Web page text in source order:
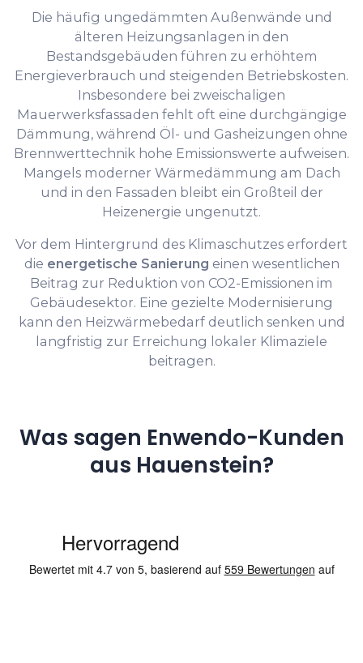
Die häufig ungedämmten Außenwände und
älteren Heizungsanlagen in den
Bestandsgebäuden führen zu erhöhtem
Energieverbrauch und steigenden Betriebskosten.
Insbesondere bei zweischaligen
Mauerwerksfassaden fehlt oft eine durchgängige
Dämmung, während Öl- und Gasheizungen ohne
Brennwerttechnik hohe Emissionswerte aufweisen.
Mangels moderner Wärmedämmung am Dach
und in den Fassaden bleibt ein Großteil der
Heizenergie ungenutzt.
Vor dem Hintergrund des Klimaschutzes erfordert
die energetische Sanierung einen wesentlichen
Beitrag zur Reduktion von CO2-Emissionen im
Gebäudesektor. Eine gezielte Modernisierung
kann den Heizwärmebedarf deutlich senken und
langfristig zur Erreichung lokaler Klimaziele
beitragen.
Was sagen Enwendo-Kunden
aus Hauenstein?